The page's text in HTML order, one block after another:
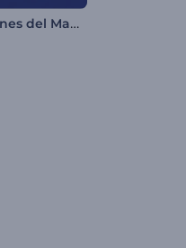
Animaciones del Mawlid